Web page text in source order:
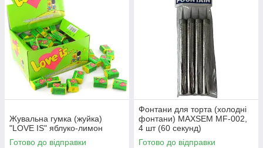
Жувальна гумка (жуйка)
"LOVE IS" яблуко-лимон
Готово до відправки
Фонтани для торта (холодні
фонтани) MAXSEM MF-002,
4 шт (60 секунд)
Готово до відправки